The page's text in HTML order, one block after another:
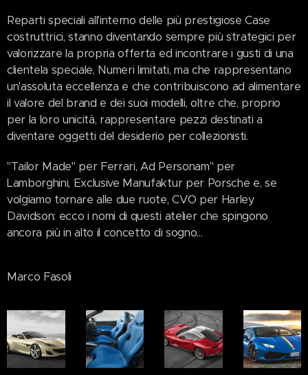
Reparti speciali all'interno delle più prestigiose Case
costruttrici, stanno diventando sempre più strategici per
valorizzare la propria offerta ed incontrare i gusti di una
clientela speciale, Numeri limitati, ma che rappresentano
un'assoluta eccellenza e che contribuiscono ad alimentare
il valore del brand e dei suoi modelli, oltre che, proprio
per la loro unicità, rappresentare pezzi destinati a
diventare oggetti del desiderio per collezionisti.
"Tailor Made" per Ferrari, Ad Personam" per
Lamborghini, Exclusive Manufaktur per Porsche e, se
volgiamo tornare alle due ruote, CVO per Harley
Davidson: ecco i nomi di questi atelier che spingono
ancora più in alto il concetto di sogno...
Marco Fasoli